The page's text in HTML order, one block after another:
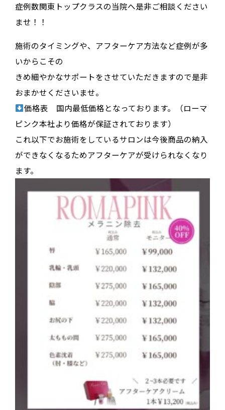
症例数関東トップクラスの当院へ是非ご相談ください
ませ！！
施術のタイミングや、アフターケア方法など症例が多
いからこその
きめ細やかなサポートをさせていただきますので是非
おまかせくださいませ。
価格表 国内最低価格となっております。（ローマ
ピンク本社より価格が保証されております）
これ以下でお施術をしているサロンは今後商品の納入
ができなくなるためアフターケアが受けられなくなり
ます。